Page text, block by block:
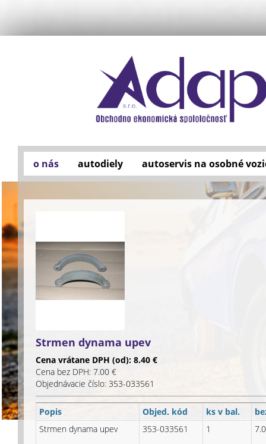
o nás autodiely autoservis na osobné
Strmen dynama upev
Cena vrátane DPH (od): 8.40 €
Cena bez DPH: 7.00 €
Objednávacie číslo: 353-033561
Popis Objed. kód ks v bal.
Strmen dynama upev
353-033561 1